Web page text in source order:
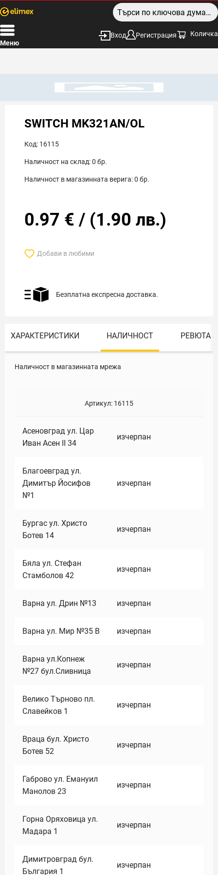
Меню
Вход Регистрация Количка
SWITCH MK321AN/OL
Код: 16115
Наличност на склад:0 бр.
Наличност в магазинната верига:0 бр.
0.97 € / (1.90 лв.)
Добави в любими
Безплатна експресна доставка.
ХАРАКТЕРИСТИКИ НАЛИЧНОСТ РЕВЮТА
Наличност в магазинната мрежа
Артикул: 16115
Асеновград ул. Цар
Иван Асен II 34
изчерпан
Благоевград ул.
Димитър Йосифов
№1
изчерпан
Бургас ул. Христо
Ботев 14
изчерпан
Бяла ул. Стефан
Стамболов 42
изчерпан
Варна ул. Дрин №13 изчерпан
Варна ул. Мир №35 В изчерпан
Варна ул.Копнеж
№27 бул.Сливница
изчерпан
Велико Търново пл.
Славейков 1
изчерпан
Враца бул. Христо
Ботев 52
изчерпан
Габрово ул. Емануил
Манолов 23
изчерпан
Горна Оряховица ул.
Мадара 1
изчерпан
Димитровград бул.
България 1
изчерпан